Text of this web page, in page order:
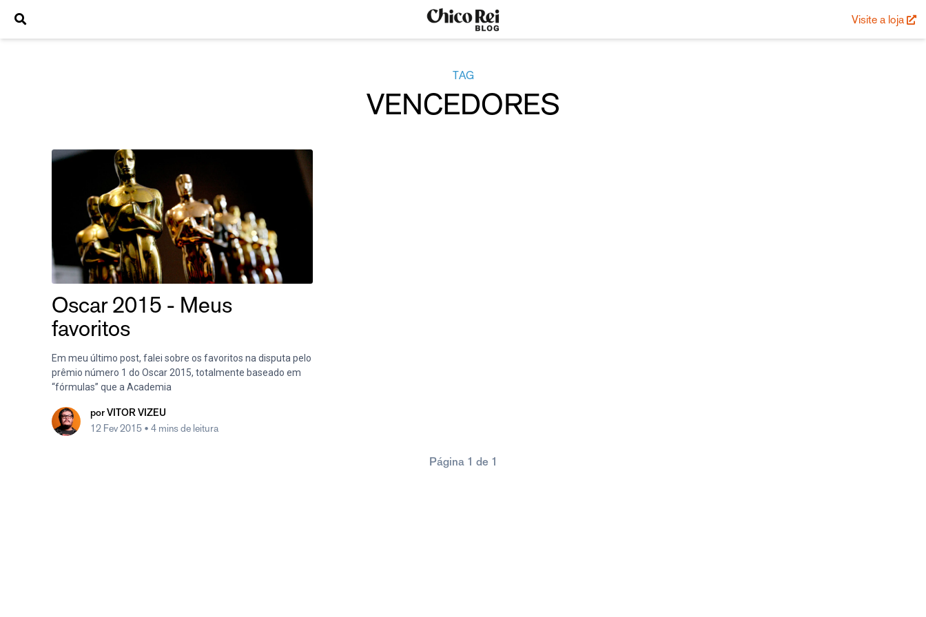
Visite a loja
TAG
VENCEDORES
Oscar 2015 - Meus
favoritos
Em meu último post, falei sobre os favoritos na disputa pelo
prêmio número 1 do Oscar 2015, totalmente baseado em
“fórmulas” que a Academia
por VITOR VIZEU
12 Fev 2015 • 4 mins de leitura
Página 1 de 1